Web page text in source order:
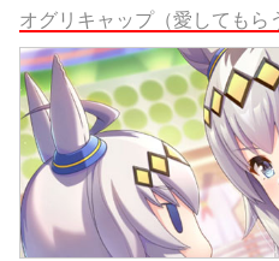
オグリキャップ（愛してもら